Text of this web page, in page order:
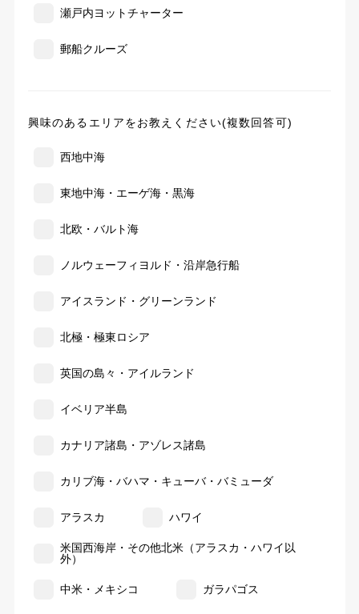
瀬戸内ヨットチャーター
郵船クルーズ
興味のあるエリアをお教えください(複数回答可)
西地中海
東地中海・エーゲ海・黒海
北欧・バルト海
ノルウェーフィヨルド・沿岸急行船
アイスランド・グリーンランド
北極・極東ロシア
英国の島々・アイルランド
イベリア半島
カナリア諸島・アゾレス諸島
カリブ海・バハマ・キューバ・バミューダ
アラスカ ハワイ
米国西海岸・その他北米（アラスカ・ハワイ以
外）
中米・メキシコ ガラパゴス